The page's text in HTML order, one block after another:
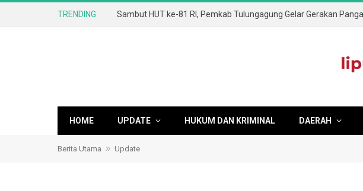
TRENDING
HOME UPDATE HUKUM DAN KRIMINAL DAERAH
Berita Utama » Update